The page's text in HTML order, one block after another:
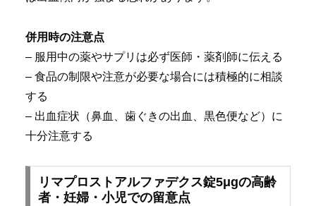
併用時の注意点
– 服用中の薬やサプリは必ず医師・薬剤師に伝える
– 食品の制限や注意が必要な場合には積極的に相談
する
– 出血症状（鼻血、歯ぐきの出血、黒色便など）に
十分注意する
リマプロストアルファデクス錠5μgの高齢
者・妊婦・小児での留意点